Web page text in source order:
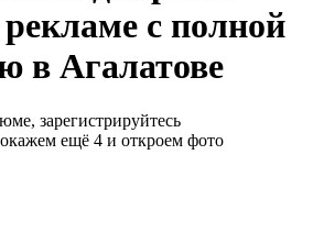
с полной
в Агалатове
зарегистрируйтесь
ещё 4 и откроем фото